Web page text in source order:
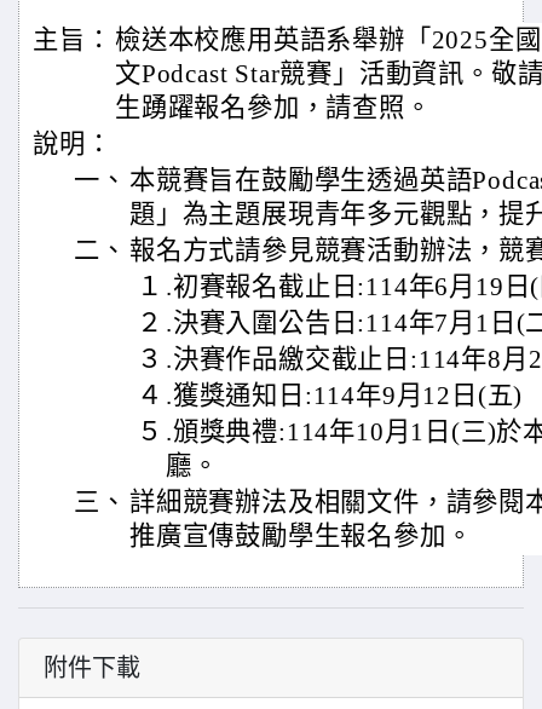
主旨： 檢送本校應用英語系舉辦「2025全
文Podcast Star競賽」活動資訊。敬
生踴躍報名參加，請查照。
說明：
一、 本競賽旨在鼓勵學生透過英語
題」為主題展現青年多元觀點，提
二、 報名方式請參見競賽活動辦法，競
１ .初賽報名截止日:114年6月19日
２ .決賽入圍公告日:114年7月1日(
３ .決賽作品繳交截止日:114年8月
４ .獲獎通知日:114年9月12日(五)
５ .頒獎典禮:114年10月1日(三)於
廳。
三、 詳細競賽辦法及相關文件，請參閱
推廣宣傳鼓勵學生報名參加。
附件下載